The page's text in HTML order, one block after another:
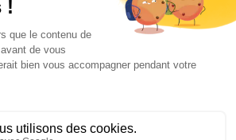
TRANSACTION-
ET AMÉNAGEMENT